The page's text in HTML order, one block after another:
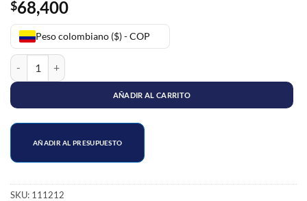
$68,400
Peso colombiano ($) - COP
FUELLE CAJA DIRECCION RACER/CIELO/ ESPERO cantidad
AÑADIR AL CARRITO
AÑADIR AL PRESUPUESTO
SKU: 111212